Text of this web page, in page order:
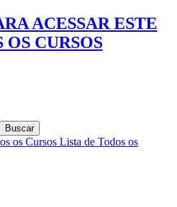
ACESSAR ESTE
OS CURSOS
Buscar
os Cursos Lista de Todos os